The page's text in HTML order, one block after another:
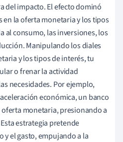
del impacto. El efecto dominó
la oferta monetaria y los tipos
al consumo, las inversiones, los
Manipulando los diales
y los tipos de interés, tu
o frenar la actividad
necesidades. Por ejemplo,
económica, un banco
monetaria, presionando a
estrategia pretende
el gasto, empujando a la